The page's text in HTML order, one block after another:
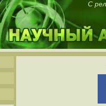
С